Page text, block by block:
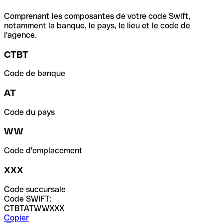
Comprenant les composantes de votre code Swift,
notamment la banque, le pays, le lieu et le code de
l'agence.
CTBT
Code de banque
AT
Code du pays
WW
Code d'emplacement
XXX
Code succursale
Code SWIFT:
CTBTATWWXXX
Copier